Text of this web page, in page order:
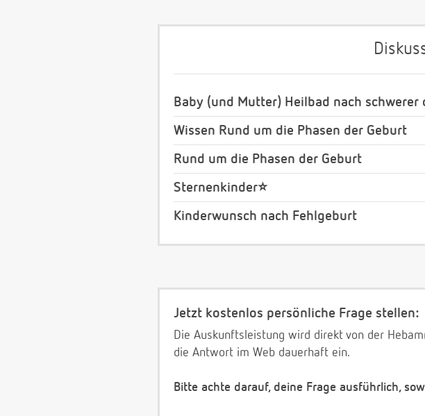
Baby (und Mutter) Heilbad nach
Wissen Rund um die Phasen der Geburt
Rund um die Phasen der Geburt
Sternenkinder⭐️
Kinderwunsch nach Fehlgeburt
Jetzt kostenlos persönliche Frage stellen:
Die Auskunftsleistung wird direkt von der
die Antwort im Web dauerhaft ein.
Bitte achte darauf, deine Frage ausführlich,